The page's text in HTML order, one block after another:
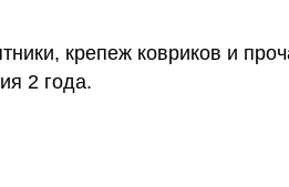
крепеж ковриков и
2 года.